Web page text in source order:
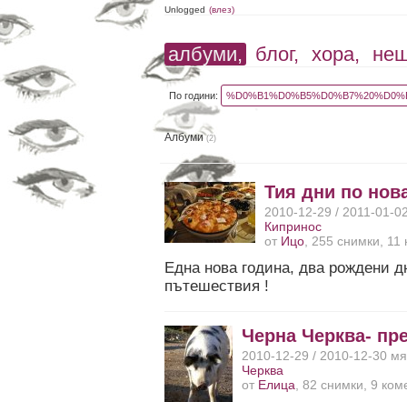
Unlogged (влез)
албуми, блог, хора,
По години:
Албуми(2)
Тия дни по
2010-12-29 / 2011-01-
Кипринос
от Ицо , 255 снимки,
Една нова година, два рождени
пътешествия !
Черна Черква-
2010-12-29 / 2010-12-30
Черква
от Елица , 82 снимки, 9